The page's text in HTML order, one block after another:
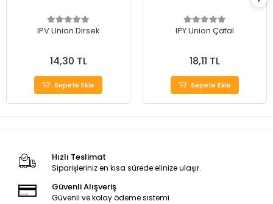
IPV Union Dirsek
14,30 TL
Sepete Ekle
IPY Union Çatal
18,11 TL
Sepete Ekle
Hızlı Teslimat
Siparişleriniz en kısa sürede elinize ulaşır.
Güvenli Alışveriş
Güvenli ve kolay ödeme sistemi